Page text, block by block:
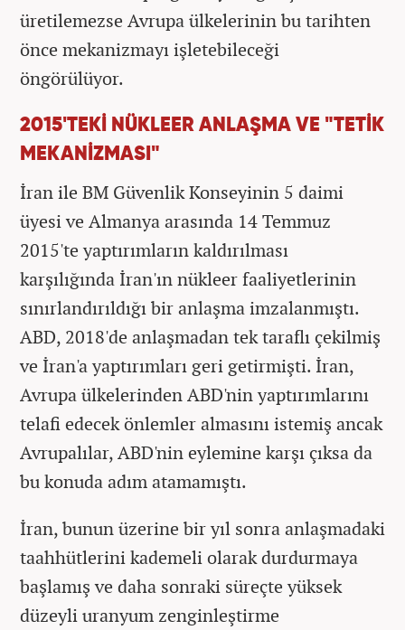
üretilemezse Avrupa ülkelerinin bu tarihten
önce mekanizmayı işletebileceği
öngörülüyor.
2015'TEKİ NÜKLEER ANLAŞMA VE "TETİK
MEKANİZMASI"
İran ile BM Güvenlik Konseyinin 5 daimi
üyesi ve Almanya arasında 14 Temmuz
2015'te yaptırımların kaldırılması
karşılığında İran'ın nükleer faaliyetlerinin
sınırlandırıldığı bir anlaşma imzalanmıştı.
ABD, 2018'de anlaşmadan tek taraflı çekilmiş
ve İran'a yaptırımları geri getirmişti. İran,
Avrupa ülkelerinden ABD'nin yaptırımlarını
telafi edecek önlemler almasını istemiş ancak
Avrupalılar, ABD'nin eylemine karşı çıksa da
bu konuda adım atamamıştı.
İran, bunun üzerine bir yıl sonra anlaşmadaki
taahhütlerini kademeli olarak durdurmaya
başlamış ve daha sonraki süreçte yüksek
düzeyli uranyum zenginleştirme